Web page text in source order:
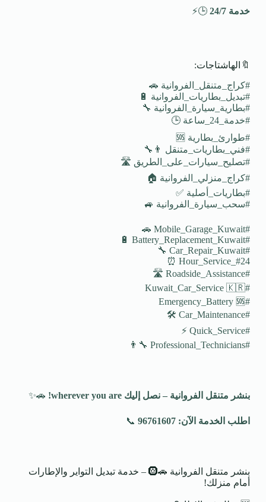
خدمة 24/7 🕒⚡
🔖الهاشتاجات:
#كراج_متنقل_الفروانية 🚗
#تبديل_بطاريات_الفروانية 🔋
#بطارية_سيارة_الفروانية 🔧
#خدمة_24_ساعة 🕒
#طوارئ_بطارية 🆘
#فني_بطاريات_متنقل 👨‍🔧
#تصليح_سيارات_على_الطريق 🛣️
#كراج_منزلي_الفروانية 🏠
#بطاريات_أصلية ✅
#سحب_سيارة_الفروانية 🚙
#Mobile_Garage_Kuwait 🚗
#Battery_Replacement_Kuwait 🔋
#Car_Repair_Kuwait 🔧
#24_Hour_Service ⏰
#Roadside_Assistance 🛣️
#Kuwait_Car_Service 🇰🇷
#Emergency_Battery 🆘
#Car_Maintenance 🛠️
#Quick_Service ⚡
#Professional_Technicians 👨‍🔧
بنشر متنقل الفروانية – نصل إليك 🚗✨
اطلب الخدمة الآن: 96761607 📞
بنشر متنقل الفروانية 🚗🛞 – خدمة تبديل التواير والإطارات
أمام منزلك!